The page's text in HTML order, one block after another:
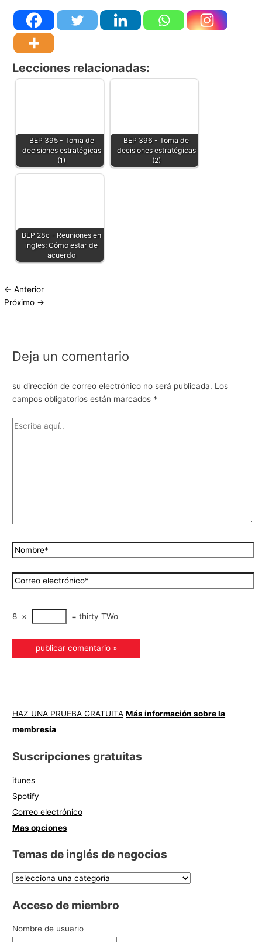
Lecciones relacionadas:
BEP 395 - Toma de
decisiones estratégicas
(1)
BEP 396 - Toma de
decisiones estratégicas
(2)
BEP 28c - Reuniones en
ingles: Cómo estar de
acuerdo
← Anterior
Próximo →
Deja un comentario
su dirección de correo electrónico no será publicada. Los
campos obligatorios están marcados *
8 × = thirty TWo
HAZ UNA PRUEBA GRATUITA Más información sobre la
membresía
Suscripciones gratuitas
itunes
Spotify
Correo electrónico
Mas opciones
Temas de inglés de negocios
Acceso de miembro
Nombre de usuario